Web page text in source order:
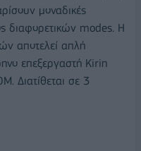
μοναδικές
διαφορετικών modes. Η
αποτελεί απλή
επεξεργαστή Kirin
Διατίθεται σε 3